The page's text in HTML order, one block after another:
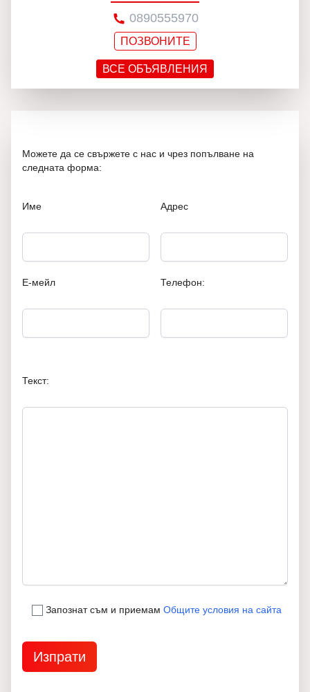
0890555970
ПОЗВОНИТЕ
ВСЕ ОБЪЯВЛЕНИЯ
Можете да се свържете с нас и чрез попълване на
следната форма:
Име
Е-мейл
Адрес
Телефон:
Текст:
Запознат съм и приемам Общите условия на сайта